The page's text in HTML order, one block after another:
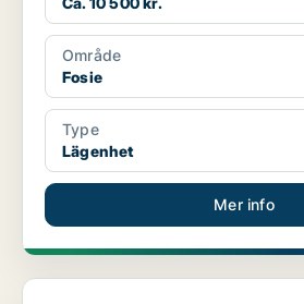
Område
Fosie
Type
Lägenhet
Mer info
Lägenhet i Sofielund